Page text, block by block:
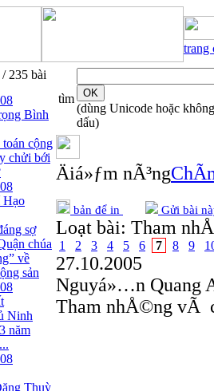
trang
235 bài
Bình
toán cộng
chửi bới
sợ
chúa
về
sản
Ninh
năm
Thuỳ
tìm
(dùng Unicode hoặc không
dấu)
Äiá»ƒm nÃ³ng
bản để in Gửi bài
Loạt bài: Tham
1 2 3 4 5 6 7 8 9
27.10.2005
Nguyá»…n Quang
Tham nhÅ©ng vÃ